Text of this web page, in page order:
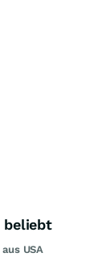
beliebt
USA